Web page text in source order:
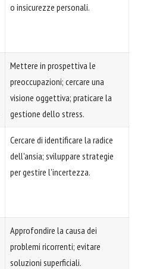
o insicurezze personali.
Mettere in prospettiva le
preoccupazioni; cercare una
visione oggettiva; praticare la
gestione dello stress.
Cercare di identificare la radice
dell'ansia; sviluppare strategie
per gestire l'incertezza.
Approfondire la causa dei
problemi ricorrenti; evitare
soluzioni superficiali.